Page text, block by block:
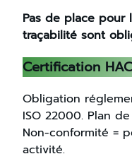
Pas de place pour
traçabilité sont
Certification
Obligation
ISO 22000. Plan
Non-conformité =
activité.